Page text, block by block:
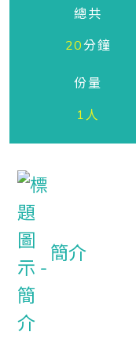
總共
20分鐘
份量
1人
簡介